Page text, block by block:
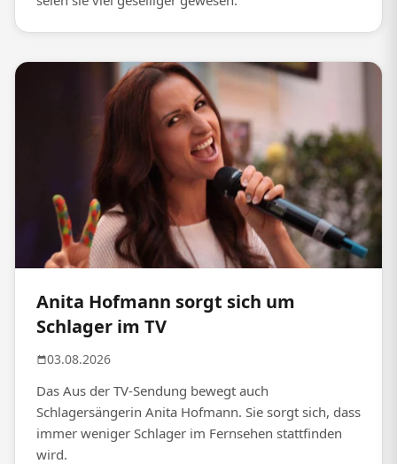
Anita Hofmann sorgt sich um
Schlager im TV
03.08.2026
Das Aus der TV-Sendung bewegt auch
Schlagersängerin Anita Hofmann. Sie sorgt sich, dass
immer weniger Schlager im Fernsehen stattfinden
wird.